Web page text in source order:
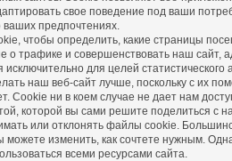
свое поведение под ваши
предпочтениях.
чтобы определить, какие страницы
о трафике и совершенствовать наш сайт,
для целей
наш веб-сайт лучше, поскольку с их
Cookie ни в коем случае не дает нам
которой вы сами решите поделиться с
или отклонять файлы cookie.
можете изменить, как сочтете нужным.
всеми ресурсами сайта.